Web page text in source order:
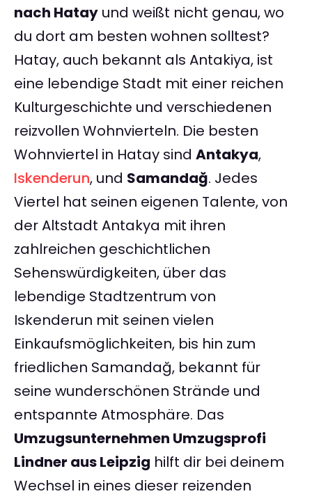
nach Hatay und weißt nicht genau, wo
du dort am besten wohnen solltest?
Hatay, auch bekannt als Antakiya, ist
eine lebendige Stadt mit einer reichen
Kulturgeschichte und verschiedenen
reizvollen Wohnvierteln. Die besten
Wohnviertel in Hatay sind Antakya,
Iskenderun, und Samandağ. Jedes
Viertel hat seinen eigenen Talente, von
der Altstadt Antakya mit ihren
zahlreichen geschichtlichen
Sehenswürdigkeiten, über das
lebendige Stadtzentrum von
Iskenderun mit seinen vielen
Einkaufsmöglichkeiten, bis hin zum
friedlichen Samandağ, bekannt für
seine wunderschönen Strände und
entspannte Atmosphäre. Das
Umzugsunternehmen Umzugsprofi
Lindner aus Leipzig hilft dir bei deinem
Wechsel in eines dieser reizenden